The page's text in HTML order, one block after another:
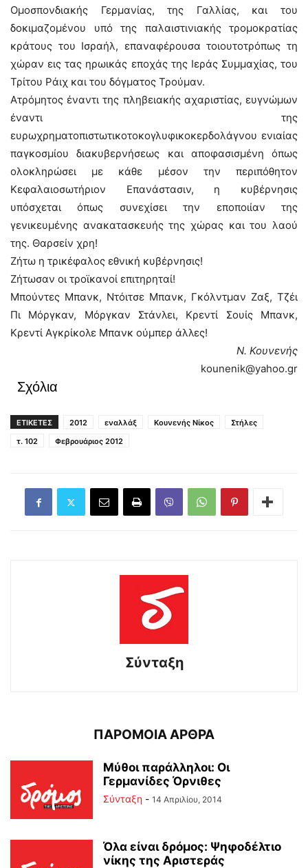
Ομοσπονδιακής Γερμανίας, της Γαλλίας, και του
δοκιμαζομένου υπό της παλαιστινιακής τρομοκρατίας
κράτους του Ισραήλ, επαναφέρουσα τοιουτοτρόπως τη
χώραν εις τας ηρωικάς εποχάς της Ιεράς Συμμαχίας, του
Τρίτου Ράιχ και του δόγματος Τρούμαν.
Ατρόμητος έναντι της πληβειακής αχαριστίας, ευγνώμων
έναντι της
ευρωχρηματοπιστωτικοτοκογλυφικοκερδολάγνου ενιαίας
παγκοσμίου διακυβερνήσεως και αποφασισμένη όπως
ολοκληρώσει με κάθε μέσον την περιπόθητον
Κεφαλαιοσωτήριον Επανάστασιν, η κυβέρνησις
υπόσχεται όπως συνεχίσει την εποποιίαν της
γενικευμένης ανακατασκευής της χώρας και του λαού
της. Θαρσείν χρη!
Ζήτω η τρικέφαλος εθνική κυβέρνησις!
Ζήτωσαν οι τροϊκανοί επιτηρηταί!
Μπούντες Μπανκ, Ντόιτσε Μπανκ, Γκόλντμαν Ζαξ, Τζέι
Πι Μόργκαν, Μόργκαν Στάνλει, Κρεντί Σουίς Μπανκ,
Κρεντί Αγκρίκολε Μπανκ ούμπερ άλλες!
Ν. Κουνενής
kounenik@yahoo.gr
Σχόλια
ΕΤΙΚΕΤΕΣ 2012 εναλλάξ Κουνενής Νίκος
Στήλες
τ. 102
Φεβρουάριος 2012
Σύνταξη
ΠΑΡΟΜΟΙΑ ΑΡΘΡΑ
Μύθοι παράλληλοι: Οι
Γερμανίδες Όρνιθες
Σύνταξη - 14 Απριλίου, 2014
Όλα είναι δρόμος: Ψηφοδέλτιο
νίκης της Αριστεράς